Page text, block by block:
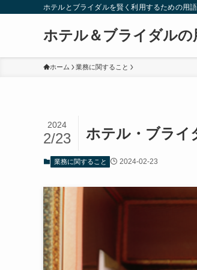
ホテルとブライダルを賢く利用するための用
ホテル＆ブライダルの
ホーム 業務に関すること
ホテル・ブライ
2024
2/23
業務に関すること 2024-02-23